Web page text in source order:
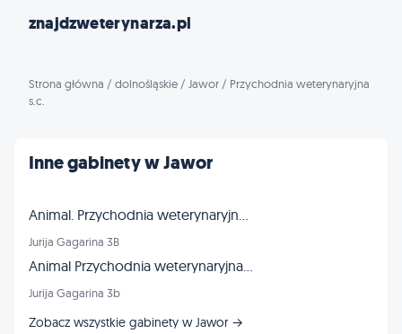
znajdzweterynarza.pl
Strona główna / dolnośląskie / Jawor / Przychodnia weterynaryjna
s.c.
Inne gabinety w Jawor
Animal. Przychodnia weterynaryjna. Łasicki B., lek. wet.
Jurija Gagarina 3B
Animal Przychodnia weterynaryjna w Jaworze
Jurija Gagarina 3b
Zobacz wszystkie gabinety w Jawor →